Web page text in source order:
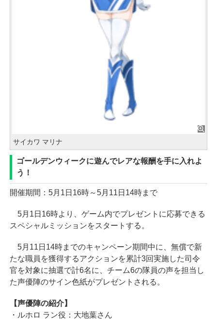
サイカワ マリナ
ゴールデンウィークに遊んでレアな報酬を手に入れよ
う！
開催期間：5月1日16時～5月11日14時まで
5月1日16時より、ゲーム内でプレゼントに応募できる
スペシャルミッションをスタートする。
5月11日14時までのキャンペーン期間中に、無償で新
たな職員を獲得するアクションを累計3回実施した司令
官を対象に抽選で計6名に、チーム6の隊員の声を担当し
た声優陣のサイン色紙がプレゼントされる。
【声優陣の紹介】
・ルホロ ラン役：大地葉さん